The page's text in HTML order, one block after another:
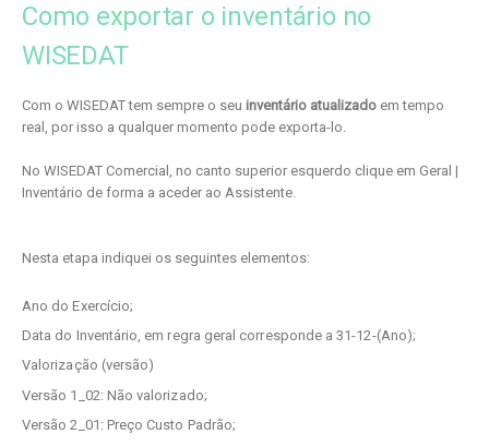
Como exportar o inventário no
WISEDAT
Com o WISEDAT tem sempre o seu inventário atualizado em tempo
real, por isso a qualquer momento pode exporta-lo.
No WISEDAT Comercial, no canto superior esquerdo clique em Geral |
Inventário de forma a aceder ao Assistente.
Nesta etapa indiquei os seguintes elementos:
Ano do Exercício;
Data do Inventário, em regra geral corresponde a 31-12-(Ano);
Valorização (versão)
Versão 1_02: Não valorizado;
Versão 2_01: Preço Custo Padrão;